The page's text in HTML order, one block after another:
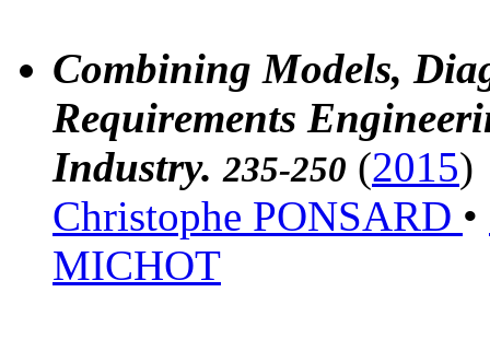
Combining Models,
Requirements
Industry.235-250 (2015)
Christophe PONSARD •
MICHOT